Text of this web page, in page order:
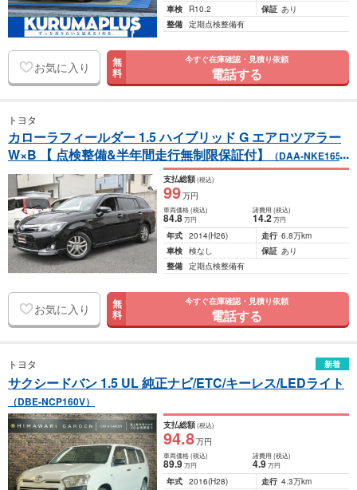
車検
R10.2 保証 あり
整備 定期点検整備有
お気に入り 無
料
今すぐ在庫確認・見積り依頼
電話する
トヨタ
カローラフィールダー 1.5 ハイブリッド G エアロツアラー
W×B 【 点検整備&半年間走行無制限保証付】
（DAA-NKE165
G）
支払総額(税込)
99万円
車両価格(税込)
84.8万円
諸費用 (税込)
14.2 万円
年式 2014(H26) 走行 6.8万km
車検 検なし 保証 あり
整備 定期点検整備有
お気に入り 無
料
今すぐ在庫確認・見積り依頼
電話する
トヨタ 新着
サクシードバン 1.5 UL 純正ナビ/ETC/キーレス/LEDライト
（DBE-NCP160V）
支払総額(税込)
94.8万円
車両価格(税込)
89.9万円
諸費用 (税込)
4.9 万円
年式 2016(H28) 走行 4.3万km